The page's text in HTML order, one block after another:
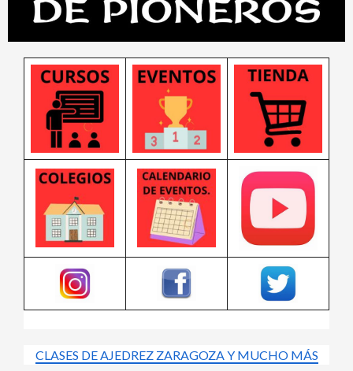
CLASES DE AJEDREZ ZARAGOZA Y MUCHO MÁS